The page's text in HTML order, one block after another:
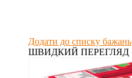
Додати до списку бажань
ШВИДКИЙ ПЕРЕГЛЯД